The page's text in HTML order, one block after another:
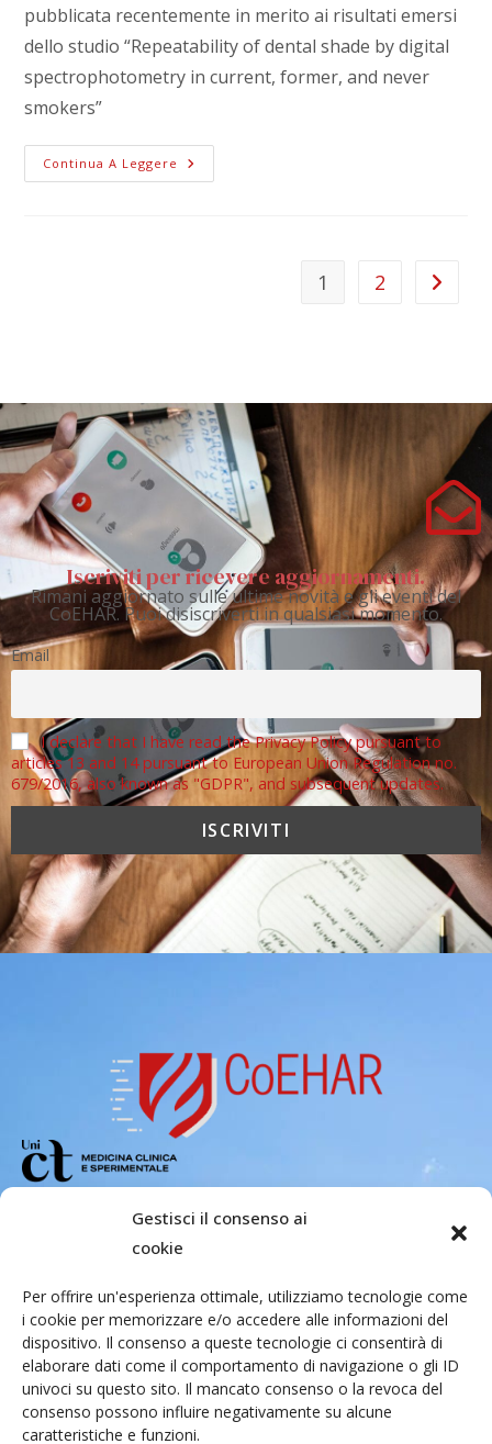
Gestisci il consenso ai
cookie
Per offrire un'esperienza ottimale, utilizziamo tecnologie come
i cookie per memorizzare e/o accedere alle informazioni del
dispositivo. Il consenso a queste tecnologie ci consentirà di
elaborare dati come il comportamento di navigazione o gli ID
univoci su questo sito. Il mancato consenso o la revoca del
consenso possono influire negativamente su alcune
caratteristiche e funzioni.
pubblicata recentemente in merito ai risultati emersi
dello studio “Repeatability of dental shade by digital
spectrophotometry in current, former, and never
smokers”
Continua A Leggere
1 2
Iscriviti per ricevere aggiornamenti.
Rimani aggiornato sulle ultime novità e gli eventi del
CoEHAR. Puoi disiscriverti in qualsiasi momento.
Email
I declare that I have read the Privacy Policy pursuant to
articles 13 and 14 pursuant to European Union Regulation no.
679/2016, also known as "GDPR", and subsequent updates.
for the acceleration of Harm Reduction.
Tutti i diritti riservati.
Indirizzo email
Via Santa Sofia 89, 95123 Catania